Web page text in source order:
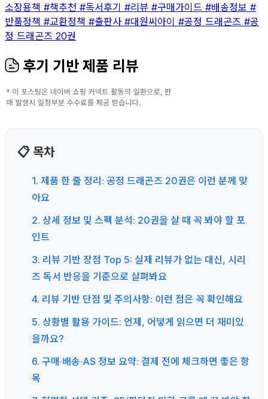
소장용책 #책추천 #독서후기 #리뷰 #구매가이드 #배송정보 #
반품정책 #교환정책 #출판사 #대원씨아이 #공정 드래곤즈 #공
정 드래곤즈 20권
후기 기반 제품 리뷰
📋 목차
1. 제품 한 줄 정리: 공정 드래곤즈 20권은 이런 분께 맞
아요
2. 상세 정보 및 스펙 분석: 20권을 살 때 꼭 봐야 할 포
인트
3. 리뷰 기반 장점 Top 5: 실제 리뷰가 없는 대신, 시리
즈 독서 반응을 기준으로 살펴봐요
4. 리뷰 기반 단점 및 주의사항: 이런 점은 꼭 확인해요
5. 상황별 활용 가이드: 언제, 어떻게 읽으면 더 재미있
을까요?
6. 구매·배송·AS 정보 요약: 결제 전에 체크하면 좋은 항
목